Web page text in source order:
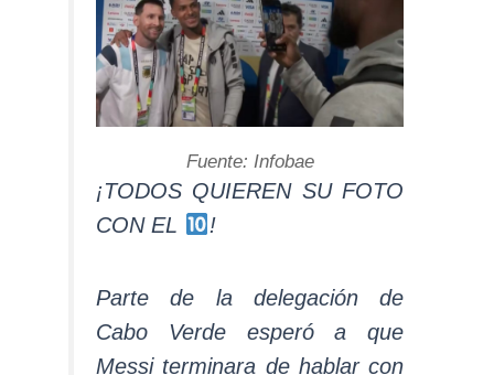
Fuente: Infobae
¡TODOS QUIEREN SU FOTO
CON EL
!
Parte de la delegación de
Cabo Verde esperó a que
Messi terminara de hablar con